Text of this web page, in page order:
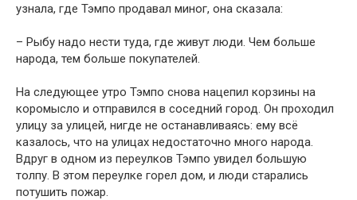
узнала, где Тэмпо продавал миног, она сказала:
– Рыбу надо нести туда, где живут люди. Чем больше
народа, тем больше покупателей.
На следующее утро Тэмпо снова нацепил корзины на
коромысло и отправился в соседний город. Он проходил
улицу за улицей, нигде не останавливаясь: ему всё
казалось, что на улицах недостаточно много народа.
Вдруг в одном из переулков Тэмпо увидел большую
толпу. В этом переулке горел дом, и люди старались
потушить пожар.